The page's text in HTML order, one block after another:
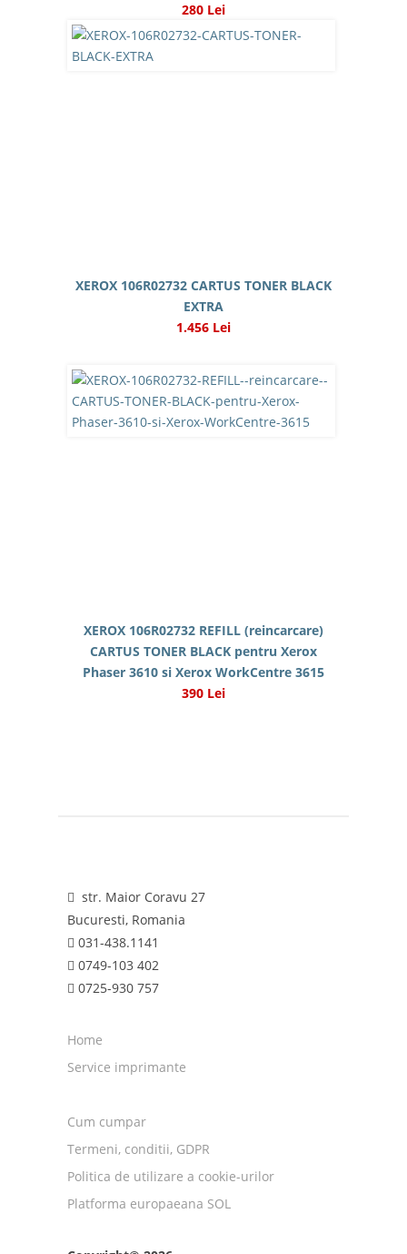
280 Lei
XEROX 106R02732 CARTUS TONER BLACK
EXTRA
1.456 Lei
XEROX 106R02732 REFILL (reincarcare)
CARTUS TONER BLACK pentru Xerox
Phaser 3610 si Xerox WorkCentre 3615
390 Lei
str. Maior Coravu 27
Bucuresti, Romania
031-438.1141
0749-103 402
0725-930 757
Home
Service imprimante
Cum cumpar
Termeni, conditii, GDPR
Politica de utilizare a cookie-urilor
Platforma europaeana SOL